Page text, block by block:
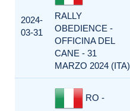
2024-
03-31
RALLY
OBEDIENCE -
OFFICINA DEL
CANE - 31
MARZO 2024 (ITA)
RO -